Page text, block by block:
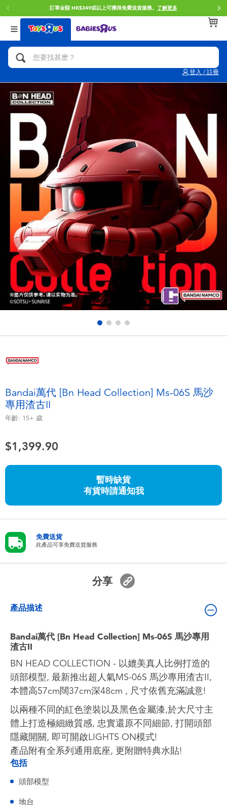
訂單金額 HK$349或以上可獲得免費送貨服務。了解更多
登入 / 註冊
返回
分類目錄
人氣英雄,角色扮演,射擊玩具
單車,滑板車,騎乘車
拼砌組合及樂高LEGO
玩具車,貨車,火車及遙控系列
手工藝,文具,蠟筆,泥膠,畫板
娃娃, 芭比,收藏公仔
電子玩具
遊戲及拼圖系列
益智學習玩具
毛毛公仔玩具
嬰兒及學前玩具
任天堂 Switch
電池
盲盒
生活精品
返回
品牌
Brunch Brother 早午餐兄弟
Toy Story反斗奇兵
Spider-Man蜘蛛俠
Mini Brands
Play-Doh培樂多
Pokemon寶可夢
playpop
LEGO樂高
LeapFrog跳跳蛙
返回
年齢
0~2歳
5~7歳
8~11歳
12~14歳
14歳以上
Bandai萬代 [Bn Head Collection] Ms-06S 馬沙
專用渣古II
年齡: 15+ 歲
$1,399.90
暫時缺貨
有貨時請通知我
免費送貨
此產品可享免費送貨服務
分享
產品描述
Bandai萬代 [Bn Head Collection] Ms-06S 馬沙專用
渣古II
BN HEAD COLLECTION - 以媲美真人比例打造的
頭部模型, 最新推出超人氣MS-06S 馬沙專用渣古II,
本體高57cm闊37cm深48cm , 尺寸依舊充滿誠意!
以兩種不同的紅色塗裝以及黑色金屬漆,於大尺寸主
體上打造極細緻質感, 忠實還原不同細節, 打開頭部
隱藏開關, 即可開啟LIGHTS ON模式!
產品附有全系列通用底座, 更附贈特典水貼!
包括
頭部模型
地台